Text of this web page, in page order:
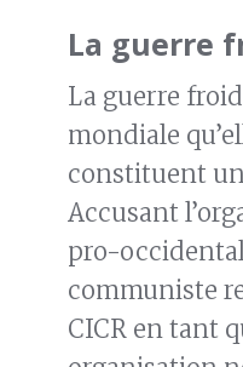
La guerre
La guerre
mondiale
constituent
Accusant
pro-
communiste
CICR en tant